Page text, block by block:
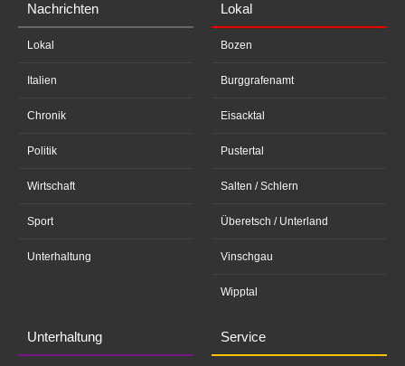
Nachrichten
Lokal
Italien
Chronik
Politik
Wirtschaft
Sport
Unterhaltung
Lokal
Bozen
Burggrafenamt
Eisacktal
Pustertal
Salten / Schlern
Überetsch / Unterland
Vinschgau
Wipptal
Unterhaltung Service